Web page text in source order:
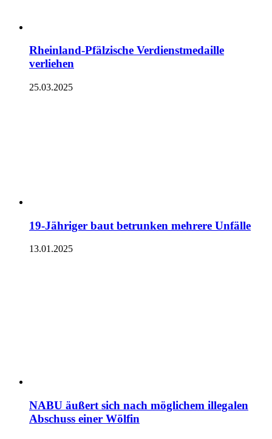
Rheinland-Pfälzische Verdienstmedaille
verliehen
25.03.2025
19-Jähriger baut betrunken mehrere Unfälle
13.01.2025
NABU äußert sich nach möglichem illegalen
Abschuss einer Wölfin